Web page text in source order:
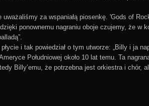
za wspaniałą piosenkę. 'Gods of
ponownemu nagraniu oboje czujemy, że w
i tak powiedział o tym utworze: „Billy i ja
Południowej około 10 lat temu. Ta
Billy’emu, że potrzebna jest orkiestra i chór,